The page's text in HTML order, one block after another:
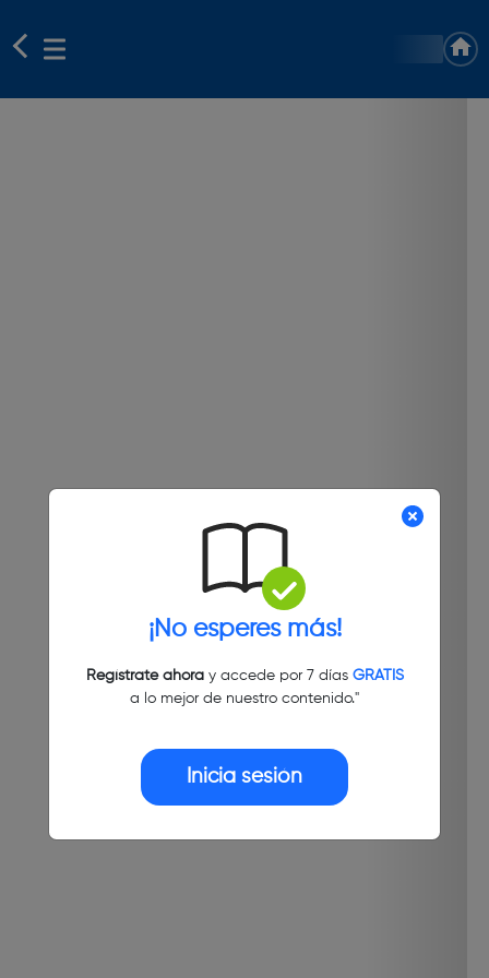
¡No esperes más!
Regístrate ahoray accede por 7 días GRATIS
a lo mejor de nuestro contenido."
Inicia sesión